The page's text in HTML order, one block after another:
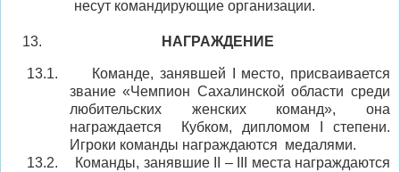
несут командирующие организации.
НАГРАЖДЕНИЕ
13.1. Команде, занявшей
место, присваивается
звание «Чемпион Сахалинской области среди
любительских женских команд», она
награждается
Кубком, дипломом
степени.
Игроки команды награждаются медалями.
13.2.
Команды, занявшие –
места награждаются